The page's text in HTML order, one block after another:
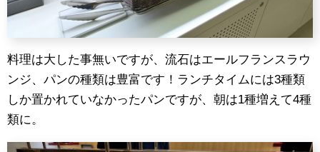
料理は大した事無いですが、流石はエールフランスラウ
ンジ、パンの種類は豊富です！ランチタイムには3種類
しか置かれていなかったパンですが、朝は1種増えて4種
類に。